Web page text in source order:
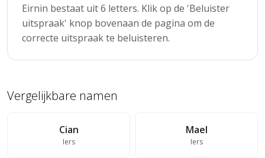
Eirnin bestaat uit 6 letters. Klik op de 'Beluister
uitspraak' knop bovenaan de pagina om de
correcte uitspraak te beluisteren.
Vergelijkbare namen
Cian
Iers
Mael
Iers